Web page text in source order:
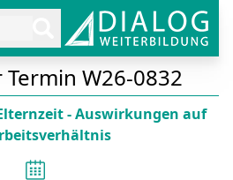
W26-0832
- Auswirkungen auf